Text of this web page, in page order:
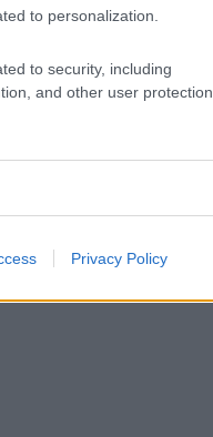
to personalization.
to security, including
and other user protection.
Privacy Policy